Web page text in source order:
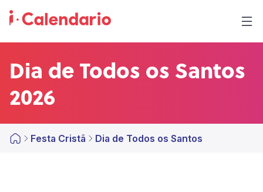
Dia de Todos os Santos
2026
Festa Cristã Dia de Todos os Santos